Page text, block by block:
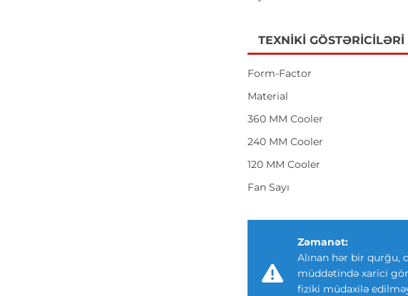
TEXNIKI GÖSTƏRICILƏRI
Form-Factor
Material
360 MM Cooler
240 MM Cooler
120 MM Cooler
Fan Sayı
Zəmanət:
Alınan hər bir qurğu,
müddətində xarici
fiziki müdaxilə